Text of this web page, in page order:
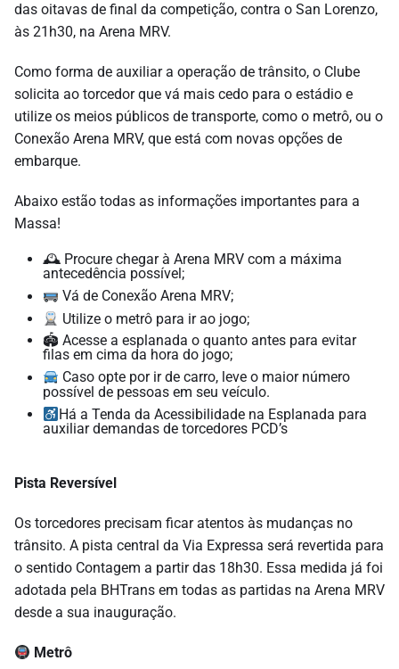
das oitavas de final da competição, contra o San Lorenzo,
às 21h30, na Arena MRV.
Como forma de auxiliar a operação de trânsito, o Clube
solicita ao torcedor que vá mais cedo para o estádio e
utilize os meios públicos de transporte, como o metrô, ou o
Conexão Arena MRV, que está com novas opções de
embarque.
Abaixo estão todas as informações importantes para a
Massa!
🕰 Procure chegar à Arena MRV com a máxima
antecedência possível;
Vá de Conexão Arena MRV;
Utilize o metrô para ir ao jogo;
🏟 Acesse a esplanada o quanto antes para evitar
filas em cima da hora do jogo;
Caso opte por ir de carro, leve o maior número
possível de pessoas em seu veículo.
Há a Tenda da Acessibilidade na Esplanada para
auxiliar demandas de torcedores PCD’s
Pista Reversível
Os torcedores precisam ficar atentos às mudanças no
trânsito. A pista central da Via Expressa será revertida para
o sentido Contagem a partir das 18h30. Essa medida já foi
adotada pela BHTrans em todas as partidas na Arena MRV
desde a sua inauguração.
Metrô